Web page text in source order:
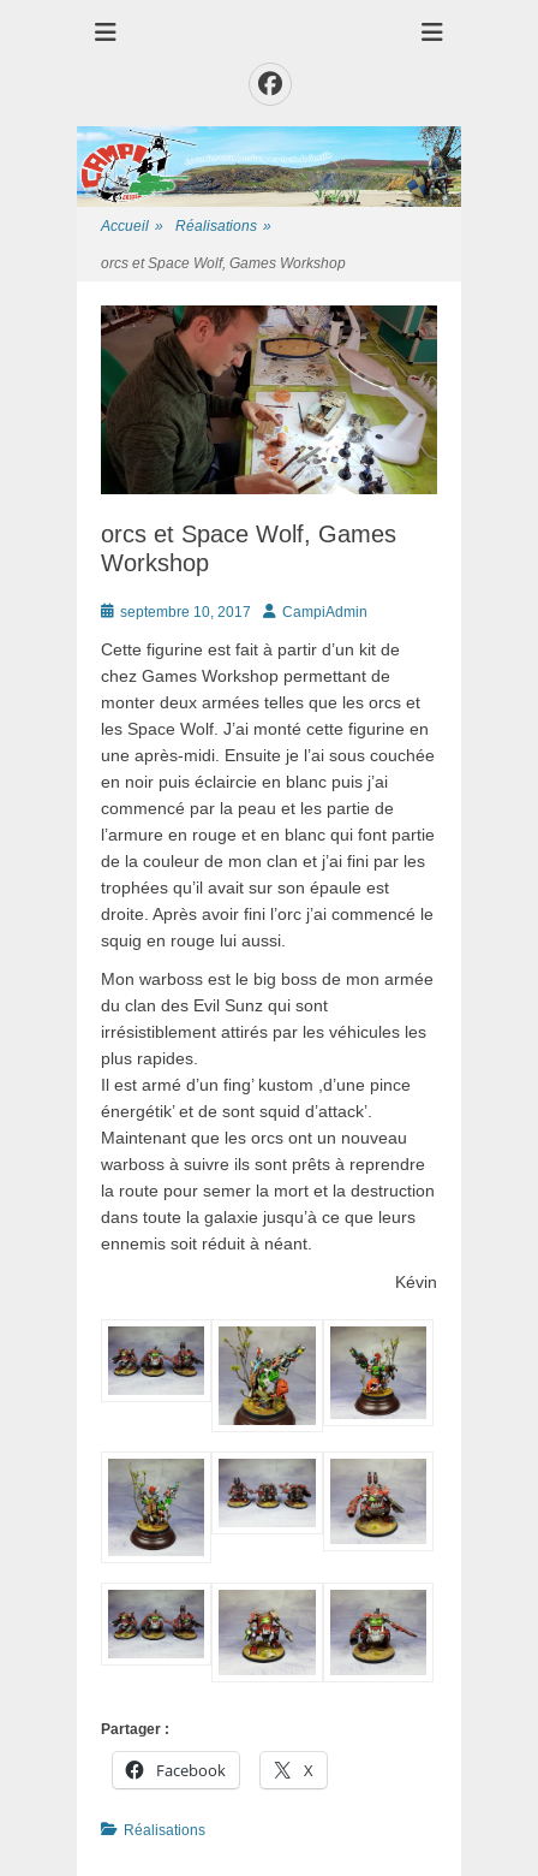
Club CAMPI
Facebook
Accueil » Réalisations »
orcs et Space Wolf, Games Workshop
orcs et Space Wolf, Games
Workshop
Postéseptembre 10, 2017 AuteurCampiAdmin
Cette figurine est fait à partir d’un kit de
chez Games Workshop permettant de
monter deux armées telles que les orcs et
les Space Wolf. J’ai monté cette figurine en
une après-midi. Ensuite je l’ai sous couchée
en noir puis éclaircie en blanc puis j’ai
commencé par la peau et les partie de
l’armure en rouge et en blanc qui font partie
de la couleur de mon clan et j’ai fini par les
trophées qu’il avait sur son épaule est
droite. Après avoir fini l’orc j’ai commencé le
squig en rouge lui aussi.
Mon warboss est le big boss de mon armée
du clan des Evil Sunz qui sont
irrésistiblement attirés par les véhicules les
plus rapides.
Il est armé d’un fing’ kustom ,d’une pince
énergétik’ et de sont squid d’attack’.
Maintenant que les orcs ont un nouveau
warboss à suivre ils sont prêts à reprendre
la route pour semer la mort et la destruction
dans toute la galaxie jusqu’à ce que leurs
ennemis soit réduit à néant.
Kévin
Partager :
Facebook X
Catégories
Réalisations